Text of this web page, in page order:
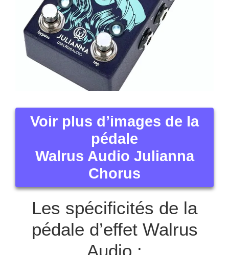
Voir plus d’images de la
pédale
Walrus Audio Julianna
Chorus
Les spécificités de la
pédale d’effet Walrus
Audio :